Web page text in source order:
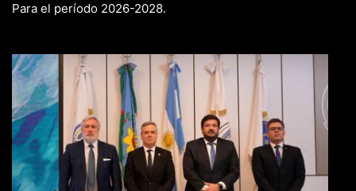
Para el período 2026-2028.